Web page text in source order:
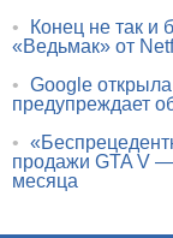
•
Конец не так и
«Ведьмак» от
• Google
предупреждает
•
продажи GTA V
месяца